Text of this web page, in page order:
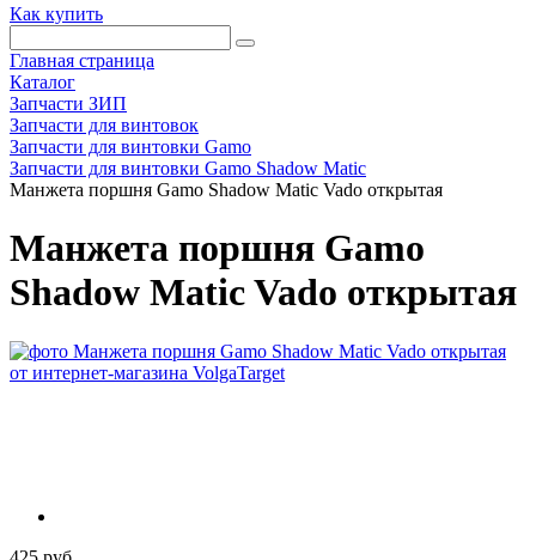
Как купить
Главная страница
Каталог
Запчасти ЗИП
Запчасти для винтовок
Запчасти для винтовки Gamo
Запчасти для винтовки Gamo Shadow Matic
Манжета поршня Gamo Shadow Matic Vado открытая
Манжета поршня Gamo
Shadow Matic Vado открытая